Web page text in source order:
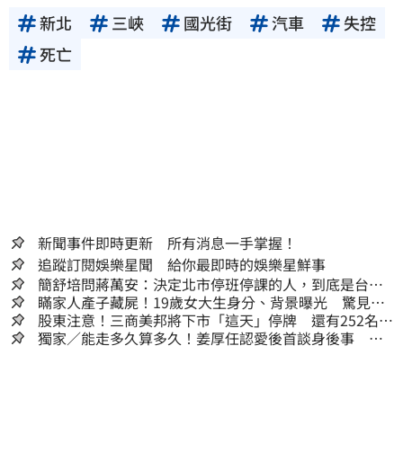
新北 三峽 國光街 汽車
失控
死亡
新聞事件即時更新 所有消息一手掌握！
追蹤訂閱娛樂星聞 給你最即時的娛樂星鮮事
簡舒培問蔣萬安：決定北市停班停課的人，到底是台北
市長，還是氣象署？
瞞家人產子藏屍！19歲女大生身分、背景曝光 驚見
「產檢紀錄全空白」
股東注意！三商美邦將下市「這天」停牌 還有252名千
張大戶
獨家／能走多久算多久！姜厚任認愛後首談身後事